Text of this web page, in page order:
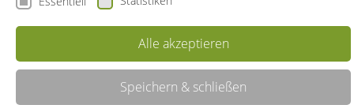
Alle akzeptieren
Speichern & schließen